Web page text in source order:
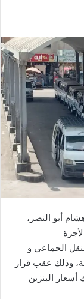
أبو النصر،
لأجرة
الجماعي و
وذلك عقب قرار
أسعار البنزين